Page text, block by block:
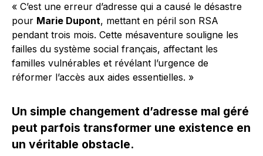
« C’est une erreur d’adresse qui a causé le désastre
pour Marie Dupont, mettant en péril son RSA
pendant trois mois. Cette mésaventure souligne les
failles du système social français, affectant les
familles vulnérables et révélant l’urgence de
réformer l’accès aux aides essentielles. »
Un simple changement d’adresse mal géré
peut parfois transformer une existence en
un véritable obstacle.